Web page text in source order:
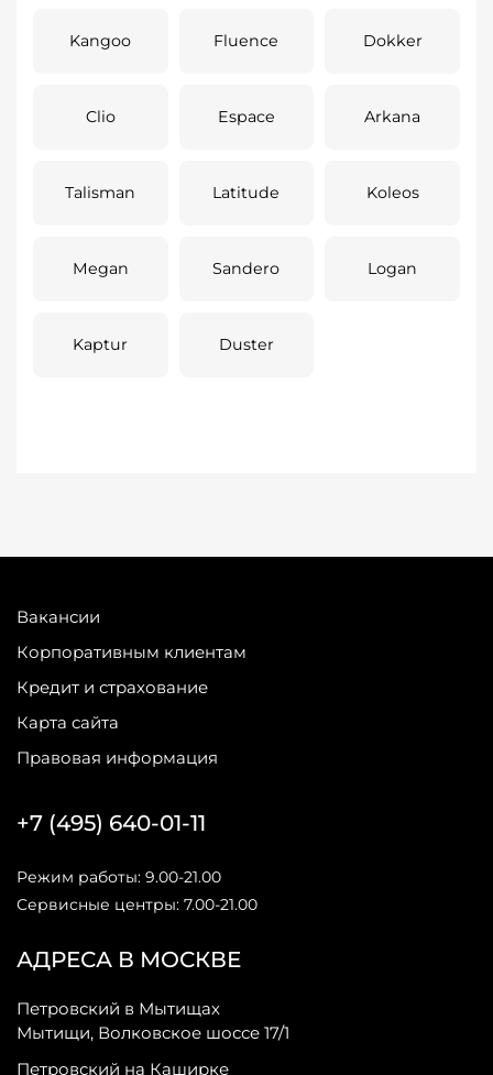
Kangoo Fluence Dokker
Clio Espace Arkana
Talisman Latitude Koleos
Megan Sandero Logan
Kaptur Duster
Вакансии
Корпоративным клиентам
Кредит и страхование
Карта сайта
Правовая информация
АДРЕСА В МОСКВЕ
Петровский в Мытищах
Мытищи, Волковское шоссе 17/1
Петровский на Каширке
+7 (495) 640-01-11
Режим работы: 9.00-21.00
Сервисные центры: 7.00-21.00